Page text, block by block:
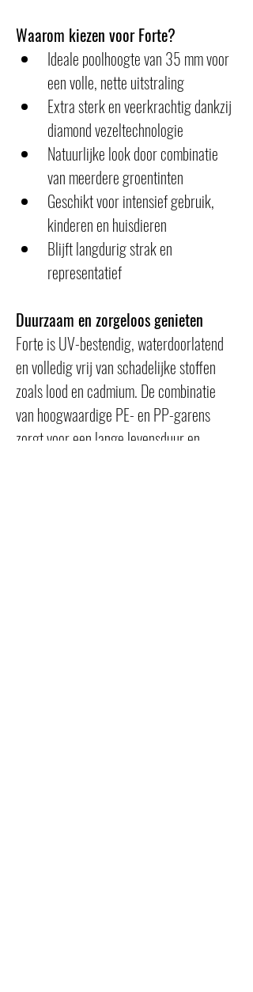
Waarom kiezen voor Forte?
Ideale poolhoogte van 35 mm voor
een volle, nette uitstraling
Extra sterk en veerkrachtig dankzij
diamond vezeltechnologie
Natuurlijke look door combinatie
van meerdere groentinten
Geschikt voor intensief gebruik,
kinderen en huisdieren
Blijft langdurig strak en
representatief
Duurzaam en zorgeloos genieten
Forte is UV-bestendig, waterdoorlatend
en volledig vrij van schadelijke stoffen
zoals lood en cadmium. De combinatie
van hoogwaardige PE- en PP-garens
zorgt voor een lange levensduur en